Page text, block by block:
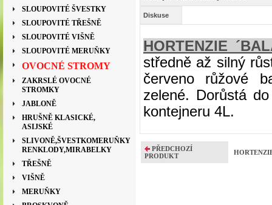
SLOUPOVITÉ ŠVESTKY
SLOUPOVITÉ TŘEŠNĚ
SLOUPOVITÉ VIŠNĚ
SLOUPOVITÉ MERUŇKY
OVOCNÉ STROMY
ZAKRSLÉ OVOCNÉ
STROMKY
JABLONĚ
HRUŠNĚ KLASICKÉ,
ASIJSKÉ
SLIVONĚ,ŠVESTKOMERUŇKY
RENKLODY,MIRABELKY
TŘEŠNĚ
VIŠNĚ
MERUŇKY
Diskuse
HORTENZIE
středně až silný
červeno růžové
zelené. Dorůstá
kontejneru 4L.
PŘEDCHOZÍ
PRODUKT